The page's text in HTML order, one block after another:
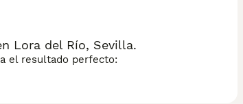
Lora del Río, Sevilla.
el resultado perfecto: